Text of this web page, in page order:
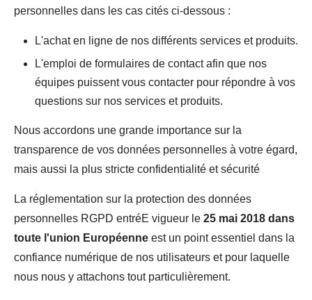
personnelles dans les cas cités ci-dessous :
L'achat en ligne de nos différents services et produits.
L'emploi de formulaires de contact afin que nos
équipes puissent vous contacter pour répondre à vos
questions sur nos services et produits.
Nous accordons une grande importance sur la
transparence de vos données personnelles à votre égard,
mais aussi la plus stricte confidentialité et sécurité
La réglementation sur la protection des données
personnelles RGPD entréE vigueur le 25 mai 2018 dans
toute l'union Européenne est un point essentiel dans la
confiance numérique de nos utilisateurs et pour laquelle
nous nous y attachons tout particulièrement.